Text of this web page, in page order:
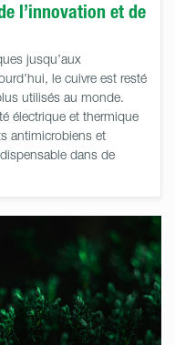
l’innovation et de
jusqu’aux
le cuivre est resté
utilisés au monde.
électrique et thermique
antimicrobiens et
dans de